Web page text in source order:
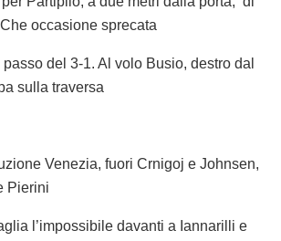
occasione sprecata
del 3-1. Al volo Busio, destro dal
sulla traversa
Venezia, fuori Crnigoj e Johnsen,
Pierini
l’impossibile davanti a Iannarilli e